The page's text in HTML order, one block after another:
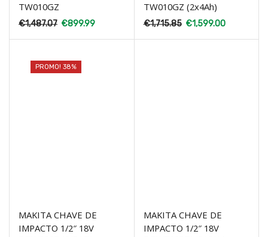
TW010GZ
€1,487.07 €899.99
TW010GZ (2x4Ah)
€1,715.85 €1,599.00
PROMO! 38%
MAKITA CHAVE DE
IMPACTO 1/2″ 18V
MAKITA CHAVE DE
IMPACTO 1/2″ 18V